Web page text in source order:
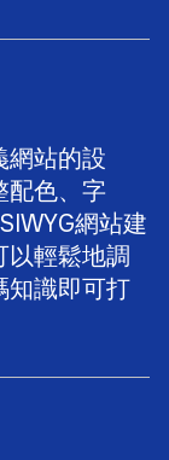
網站的設
配色、字
網站建
以輕鬆地調
知識即可打